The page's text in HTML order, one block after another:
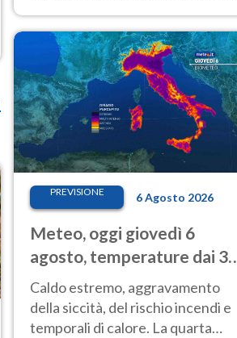
Nord.
PREVISIONE 6 Agosto 2026
Meteo, oggi giovedì 6
agosto, temperature dai 33
ai 40 gradi
Caldo estremo, aggravamento
della siccità, del rischio incendi e
temporali di calore. La quarta